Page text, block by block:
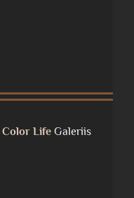
Color LifeGaleriis